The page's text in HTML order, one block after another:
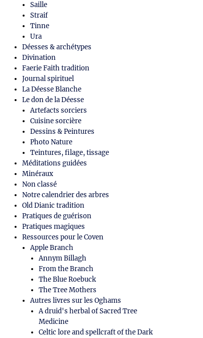
Saille
Straif
Tinne
Ura
Déesses & archétypes
Divination
Faerie Faith tradition
Journal spirituel
La Déesse Blanche
Le don de la Déesse
Artefacts sorciers
Cuisine sorcière
Dessins & Peintures
Photo Nature
Teintures, filage, tissage
Méditations guidées
Minéraux
Non classé
Notre calendrier des arbres
Old Dianic tradition
Pratiques de guérison
Pratiques magiques
Ressources pour le Coven
Apple Branch
Annym Billagh
From the Branch
The Blue Roebuck
The Tree Mothers
Autres livres sur les Oghams
A druid's herbal of Sacred Tree
Medicine
Celtic lore and spellcraft of the Dark